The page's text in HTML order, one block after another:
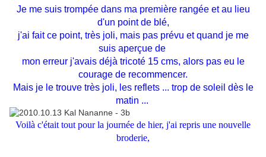
Je me suis trompée dans ma première rangée et au lieu
d'un point de blé,
j'ai fait ce point, très joli, mais pas prévu et quand je me
suis aperçue de
mon erreur j'avais déjà tricoté 15 cms, alors pas eu le
courage de recommencer.
Mais je le trouve très joli, les reflets ... trop de soleil dès le
matin ...
Voilà c'était tout pour la journée de hier, j'ai repris une nouvelle
broderie,